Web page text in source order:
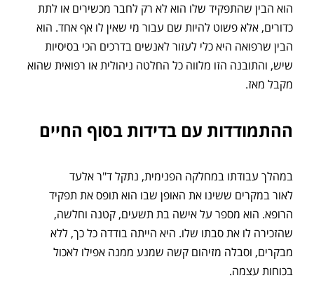
הוא הבין שהתפקיד שלו הוא לא רק לחבר מכשירים או לתת
כדורים, אלא פשוט להיות שם עבור מי שאין לו אף אחד. הוא
הבין שרפואה היא כלי לעזור לאנשים בדרכים הכי בסיסיות
שיש, והתובנה הזו מלווה כל החלטה ניהולית או רפואית שהוא
מקבל מאז.
ההתמודדות עם בדידות בסוף החיים
במהלך עבודתו במחלקה הפנימית, נתקל ד"ר אלעד
לאור במקרים ששינו את האופן שבו הוא תופס את תפקיד
הרופא. הוא מספר על אישה בת תשעים, קטנה וחלשה,
שהזכירה לו את סבתו שלו. היא הייתה בודדה כל כך, ללא
מבקרים, וסבלה מזיהום קשה שמנע ממנה אפילו לאכול
בכוחות עצמה.